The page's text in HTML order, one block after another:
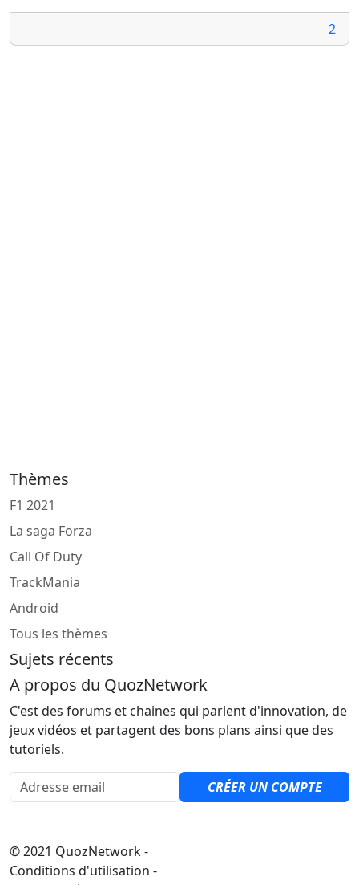
2
Thèmes
F1 2021
La saga Forza
Call Of Duty
TrackMania
Android
Tous les thèmes
Sujets récents
A propos du QuozNetwork
C'est des forums et chaines qui parlent d'innovation, de
jeux vidéos et partagent des bons plans ainsi que des
tutoriels.
Adresse email
CRÉER UN COMPTE
© 2021 QuozNetwork -
Conditions d'utilisation -